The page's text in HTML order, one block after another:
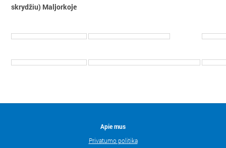
skrydžiu) Maljorkoje
Apie mus
Privatumo politika